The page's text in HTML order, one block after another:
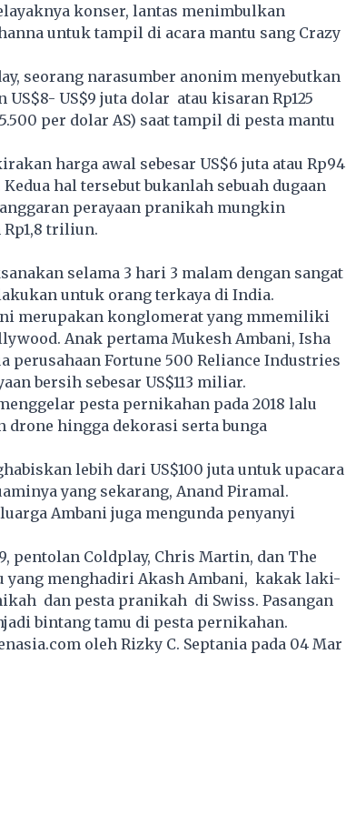
konser, lantas menimbulkan
untuk tampil di acara mantu sang Crazy
seorang narasumber anonim menyebutkan
US$9 juta dolar atau kisaran Rp125
per dolar AS) saat tampil di pesta mantu
harga awal sebesar US$6 juta atau Rp94
hal tersebut bukanlah sebuah dugaan
perayaan pranikah mungkin
Rp1,8 triliun.
selama 3 hari 3 malam dengan sangat
untuk orang terkaya di India.
merupakan konglomerat yang mmemiliki
Anak pertama Mukesh Ambani, Isha
perusahaan Fortune 500 Reliance Industries
bersih sebesar US$113 miliar.
pesta pernikahan pada 2018 lalu
hingga dekorasi serta bunga
lebih dari US$100 juta untuk upacara
yang sekarang, Anand Piramal.
Ambani juga mengunda penyanyi
pentolan Coldplay, Chris Martin, dan The
yang menghadiri Akash Ambani, kakak laki-
dan pesta pranikah di Swiss. Pasangan
bintang tamu di pesta pernikahan.
oleh Rizky C. Septania pada 04 Mar